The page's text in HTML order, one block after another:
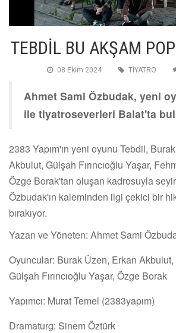
TEBDİL BU AKŞAM
08 Ekim 2024 TİYATRO
Ahmet Sami Özbudak, yeni
ile tiyatroseverleri Balat'ta
2383 Yapım'ın yeni oyunu Tebdil,
Akbulut, Gülşah Fırıncıoğlu Yaşar,
Özge Borak'tan oluşan kadrosuyla
Özbudak'ın kaleminden ilgi çekici bir
bırakıyor.
Yazan ve Yöneten: Ahmet Sami
Oyuncular: Burak Üzen, Erkan
Gülşah Fırıncıoğlu Yaşar, Özge Borak
Yapımcı: Murat Temel (2383yapım)
Dramaturg: Sinem Öztürk